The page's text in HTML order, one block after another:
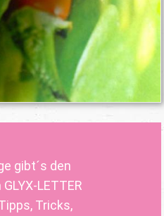
gibt´s den
LETTER
Tricks,